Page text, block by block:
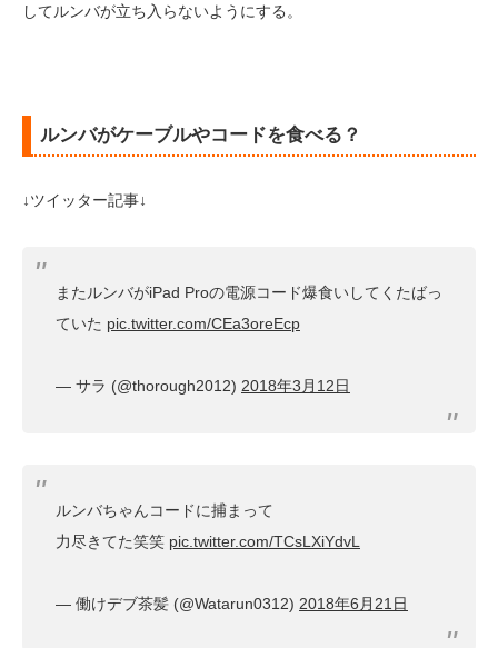
してルンバが立ち入らないようにする。
ルンバがケーブルやコードを食べる？
↓ツイッター記事↓
またルンバがiPad Proの電源コード爆食いしてくたばっ
ていた pic.twitter.com/CEa3oreEcp
— サラ (@thorough2012) 2018年3月12日
ルンバちゃんコードに捕まって
力尽きてた笑笑 pic.twitter.com/TCsLXiYdvL
— 働けデブ茶髪 (@Watarun0312) 2018年6月21日